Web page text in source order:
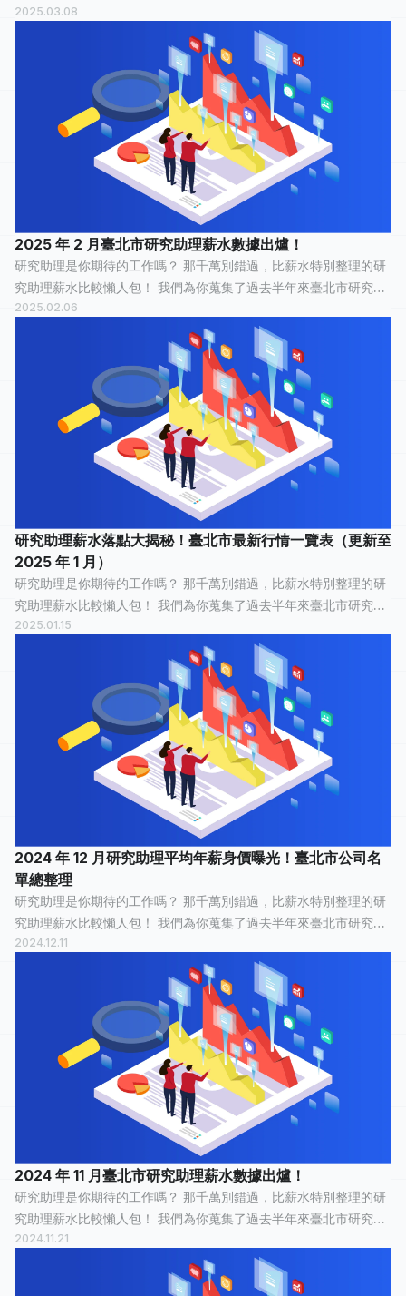
理的薪水情報，有 45 人分享他們最真實的工作經歷，有 15 人認為
2025.03.08
2025 年 2 月臺北市研究助理薪水數據出爐！
研究助理是你期待的工作嗎？ 那千萬別錯過，比薪水特別整理的研
究助理薪水比較懶人包！ 我們為你蒐集了過去半年來臺北市研究助
理的薪水情報，有 39 人分享他們最真實的工作經歷，有 13 人認為
2025.02.06
研究助理薪水落點大揭秘！臺北市最新行情一覽表（更新至
2025 年 1 月）
研究助理是你期待的工作嗎？ 那千萬別錯過，比薪水特別整理的研
究助理薪水比較懶人包！ 我們為你蒐集了過去半年來臺北市研究助
理的薪水情報，有 35 人分享他們最真實的工作經歷，有 13 人認為
2025.01.15
2024 年 12 月研究助理平均年薪身價曝光！臺北市公司名
單總整理
研究助理是你期待的工作嗎？ 那千萬別錯過，比薪水特別整理的研
究助理薪水比較懶人包！ 我們為你蒐集了過去半年來臺北市研究助
理的薪水情報，有 32 人分享他們最真實的工作經歷，有 11 人認為
2024.12.11
2024 年 11 月臺北市研究助理薪水數據出爐！
研究助理是你期待的工作嗎？ 那千萬別錯過，比薪水特別整理的研
究助理薪水比較懶人包！ 我們為你蒐集了過去半年來臺北市研究助
理的薪水情報，有 35 人分享他們最真實的工作經歷，有 14 人認為
2024.11.21